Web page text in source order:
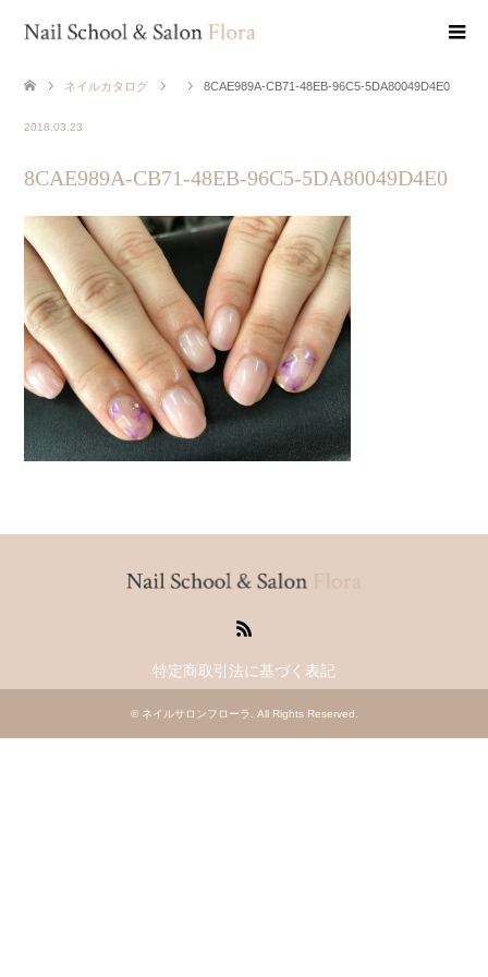
ネイルカタログ 8CAE989A-CB71-48EB-96C5-5DA80049D4E0
2018.03.23
8CAE989A-CB71-48EB-96C5-5DA80049D4E0
特定商取引法に基づく表記
© ネイルサロンフローラ . All Rights Reserved.